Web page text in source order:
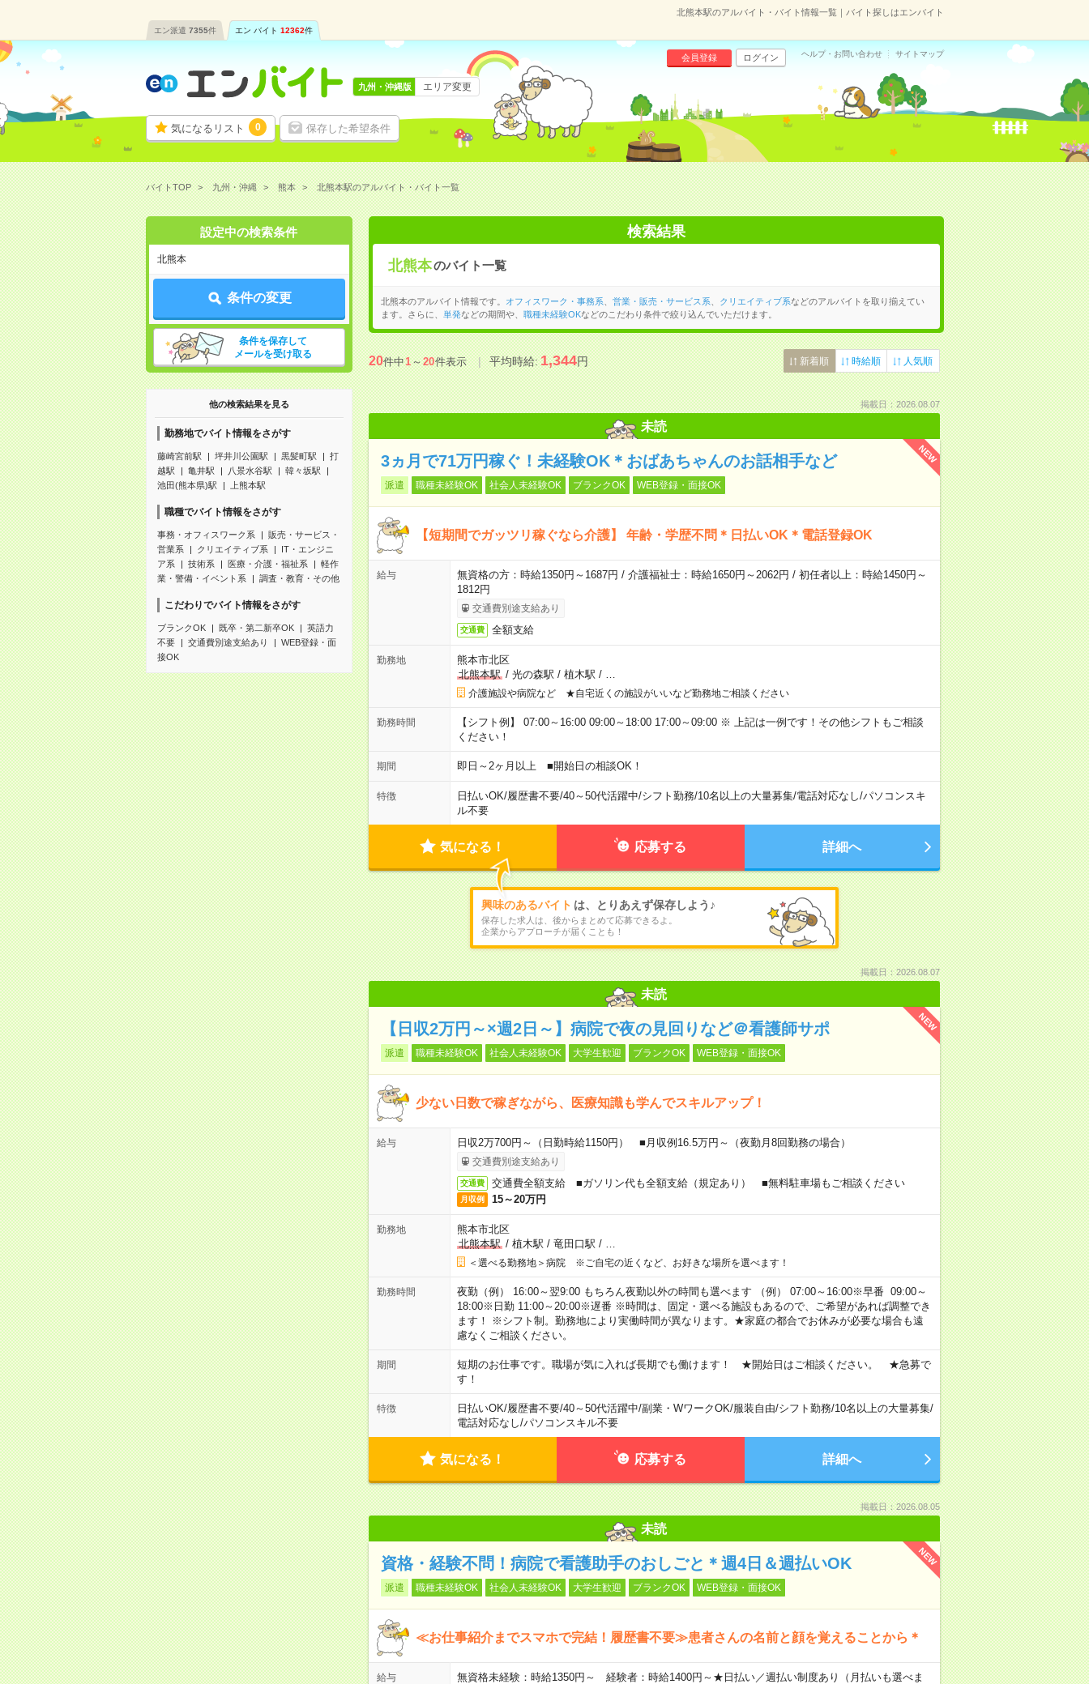
北熊本駅のアルバイト・バイト情報一覧｜バイト探しはエンバイト
エン派遣 7355件 エン バイト 12362件
気になるリスト 0 保存した希望条件
会員登録 ログイン ヘルプ・お問い合わせ サイトマップ
九州・沖縄版 エリア変更
バイトTOP 九州・沖縄 熊本 北熊本駅のアルバイト・バイト一覧
設定中の検索条件
北熊本
条件の変更
条件を保存して
メールを受け取る
他の検索結果を見る
勤務地でバイト情報をさがす
藤崎宮前駅 坪井川公園駅 黒髪町駅
打
越駅
亀井駅 八景水谷駅
韓々坂駅
池田(熊本県)駅
上熊本駅
職種でバイト情報をさがす
事務・オフィスワーク系
販売・サービス・
営業系
クリエイティブ系
IT・エンジニ
ア系
技術系 医療・介護・福祉系
軽作
業・警備・イベント系
調査・教育・その他
こだわりでバイト情報をさがす
ブランクOK 既卒・第二新卒OK
英語力
不要
交通費別途支給あり
WEB登録・面
接OK
検索結果
北熊本のバイト一覧
北熊本のアルバイト情報です。 オフィスワーク・事務系 営業・販売・サービス系 クリエイティブ系などのアルバイトを取り揃えてい
ます。さらに、
単発などの期間や、 職種未経験OKなどのこだわり条件で絞り込んでいただけます。
20件中1～20件表示 平均時給:1,344円 新着順 時給順 人気順
掲載日：2026.08.07
未読
NEW
3ヵ月で71万円稼ぐ！未経験OK＊おばあちゃんのお話相手など
派遣 職種未経験OK 社会人未経験OK ブランクOK WEB登録・面接OK
【短期間でガッツリ稼ぐなら介護】 年齢・学歴不問＊日払いOK＊電話登録OK
給与
無資格の方：時給1350円～1687円 / 介護福祉士：時給1650円～2062円 / 初任者以上：時給1450円～
1812円
交通費別途支給あり
交通費 全額支給
勤務地
熊本市北区
北熊本駅/ 光の森駅 / 植木駅 /
介護施設や病院など ★自宅近くの施設がいいなど勤務地ご相談ください
勤務時間
【シフト例】 07:00～16:00 09:00～18:00 17:00～09:00 ※ 上記は一例です！その他シフトもご相談
ください！
期間 即日～2ヶ月以上 ■開始日の相談OK！
特徴 日払いOK/履歴書不要/40～50代活躍中/シフト勤務/10名以上の大量募集/電話対応なし/パソコンスキ
ル不要
気になる！ 応募する 詳細へ
興味のあるバイト は、とりあえず保存しよう♪
保存した求人は、後からまとめて応募できるよ。
企業からアプローチが届くことも！
掲載日：2026.08.07
未読
NEW
【日収2万円～×週2日～】病院で夜の見回りなど＠看護師サポ
派遣 職種未経験OK 社会人未経験OK 大学生歓迎 ブランクOK WEB登録・面接OK
少ない日数で稼ぎながら、医療知識も学んでスキルアップ！
給与 日収2万700円～（日勤時給1150円） ■月収例16.5万円～（夜勤月8回勤務の場合）
交通費別途支給あり
交通費 交通費全額支給 ■ガソリン代も全額支給（規定あり） ■無料駐車場もご相談ください
月収例 15～20万円
勤務地
熊本市北区
北熊本駅/ 植木駅 / 竜田口駅 /
＜選べる勤務地＞病院 ※ご自宅の近くなど、お好きな場所を選べます！
勤務時間
夜勤（例） 16:00～翌9:00 もちろん夜勤以外の時間も選べます （例） 07:00～16:00※早番 09:00～
18:00※日勤 11:00～20:00※遅番 ※時間は、固定・選べる施設もあるので、ご希望があれば調整でき
ます！ ※シフト制。勤務地により実働時間が異なります。★家庭の都合でお休みが必要な場合も遠
慮なくご相談ください。
期間
短期のお仕事です。職場が気に入れば長期でも働けます！ ★開始日はご相談ください。 ★急募で
す！
特徴 日払いOK/履歴書不要/40～50代活躍中/副業・WワークOK/服装自由/シフト勤務/10名以上の大量募集/
電話対応なし/パソコンスキル不要
気になる！ 応募する 詳細へ
掲載日：2026.08.05
未読
NEW
資格・経験不問！病院で看護助手のおしごと＊週4日＆週払いOK
派遣 職種未経験OK 社会人未経験OK 大学生歓迎 ブランクOK WEB登録・面接OK
≪お仕事紹介までスマホで完結！履歴書不要≫患者さんの名前と顔を覚えることから＊
給与
無資格未経験：時給1350円～ 経験者：時給1400円～★日払い／週払い制度あり（月払いも選べま